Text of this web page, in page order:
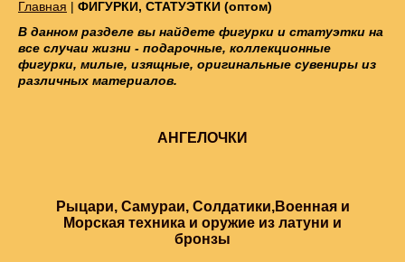
Главная | ФИГУРКИ, СТАТУЭТКИ (оптом)
В данном разделе вы найдете фигурки и статуэтки на
все случаи жизни - подарочные, коллекционные
фигурки, милые, изящные, оригинальные сувениры из
различных материалов.
АНГЕЛОЧКИ
Рыцари, Самураи, Солдатики,Военная и
Морская техника и оружие из латуни и
бронзы